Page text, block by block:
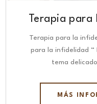
Terapia
Terapia para la
para la infidelidad “
tema
MÁS